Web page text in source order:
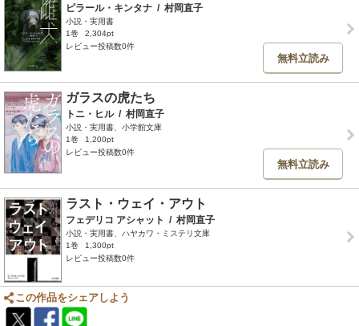
ピラール・キンタナ / 村岡直子
小説・実用書
1巻
2,304pt
レビュー投稿数0件
無料立読み
ガラスの虎たち
トニ・ヒル / 村岡直子
小説・実用書、小学館文庫
1巻
1,200pt
レビュー投稿数0件
無料立読み
ラスト・ウェイ・アウト
フェデリコ アシャット / 村岡直子
小説・実用書、ハヤカワ・ミステリ文庫
1巻
1,300pt
レビュー投稿数0件
この作品をシェアしよう